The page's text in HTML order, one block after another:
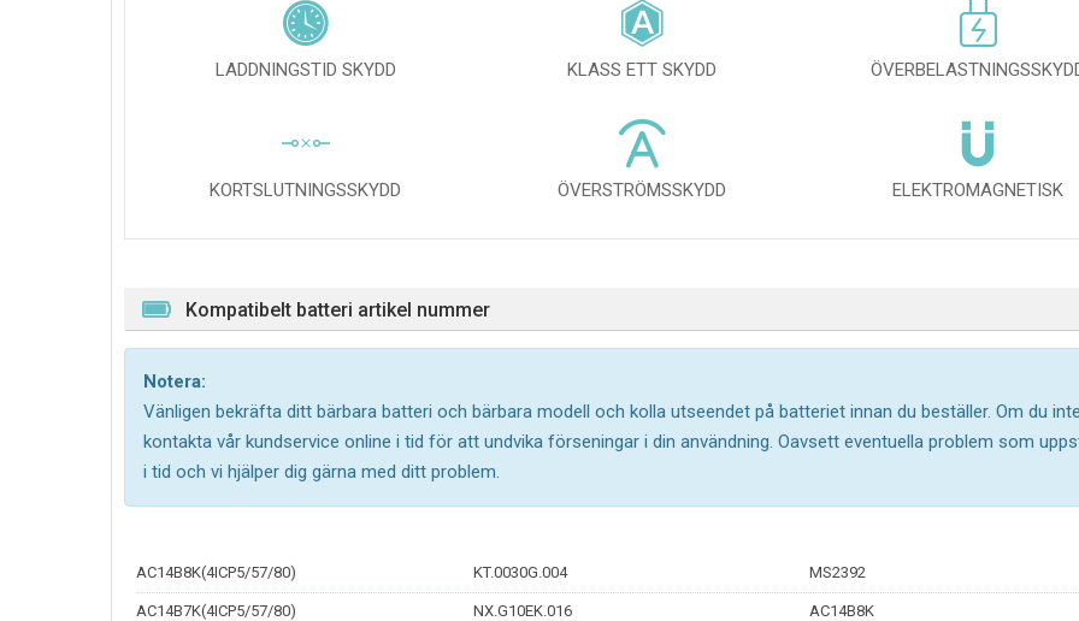
LADDNINGSTID SKYDD KLASS ETT SKYDD
KORTSLUTNINGSSKYDD ÖVERSTRÖMSSKYDD ELEKTROMAGNETISK
Kompatibelt batteri artikel nummer
Notera:
Vänligen bekräfta ditt bärbara batteri och bärbara modell och kolla utseendet på batteriet innan du beställer. Om du
kontakta vår kundservice online i tid för att undvika förseningar i din användning. Oavsett eventuella problem som
i tid och vi hjälper dig gärna med ditt problem.
AC14B8K(4ICP5/57/80) KT.0030G.004 MS2392
AC14B7K(4ICP5/57/80) NX.G10EK.016 AC14B8K